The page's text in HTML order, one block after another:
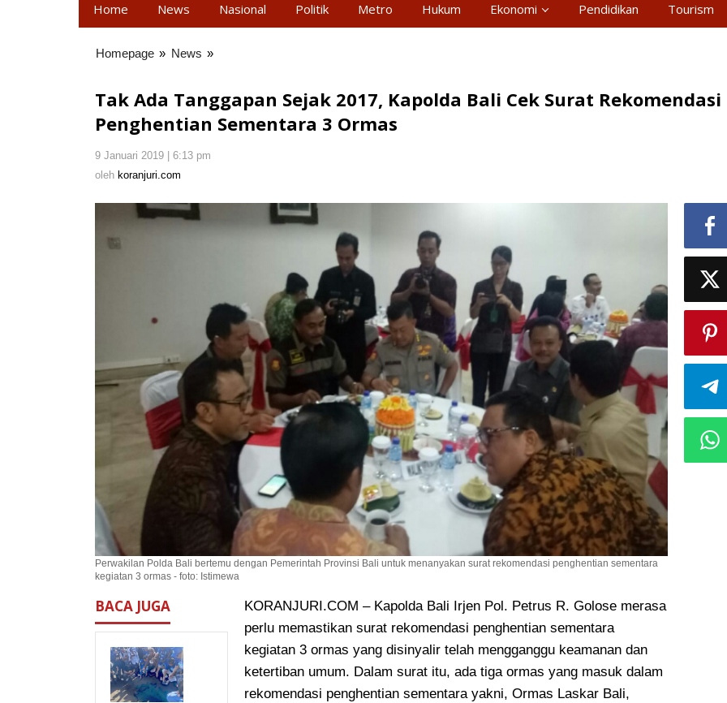
Home News Nasional Politik Metro Hukum Ekonomi Pendidikan Tourism
Homepage » News »
Sejak
2017,
Rekomendasi
Penghentian
Tak Ada Tanggapan Sejak 2017, Kapolda Bali Cek Surat Rekomendasi
Penghentian Sementara 3 Ormas
9 Januari 2019 | 6:13 pm
oleh koranjuri.com
Perwakilan Polda Bali bertemu dengan Pemerintah Provinsi Bali untuk menanyakan surat rekomendasi penghentian sementara
kegiatan 3 ormas - foto: Istimewa
BACA JUGA
KORANJURI.COM – Kapolda Bali Irjen Pol. Petrus R. Golose merasa
perlu memastikan surat rekomendasi penghentian sementara
kegiatan 3 ormas yang disinyalir telah mengganggu keamanan dan
ketertiban umum. Dalam surat itu, ada tiga ormas yang masuk dalam
rekomendasi penghentian sementara yakni, Ormas Laskar Bali,